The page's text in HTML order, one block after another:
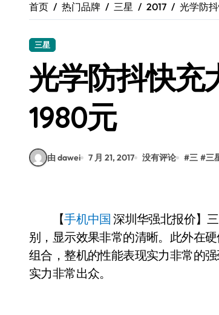
Galaxy S26+颜值爆升！机皇
三星Galaxy Z TriFold：三折
首页 热门品牌 三星 2017 光学防
三星
光学防抖快充
1980元
由 dawei 7 月 21, 2017 没有评论 #三 #三
【手机中国 深圳华强北报价】
别，显示效果非常的清晰。此外在
组合，整机的性能表现实力非常的
实力非常出众。